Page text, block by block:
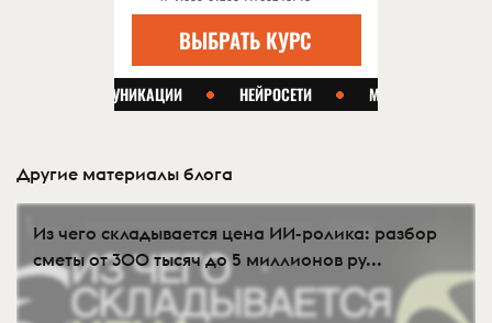
Другие материалы блога
Из чего складывается цена ИИ-ролика: разбор
сметы от 300 тысяч до 5 миллионов ру...